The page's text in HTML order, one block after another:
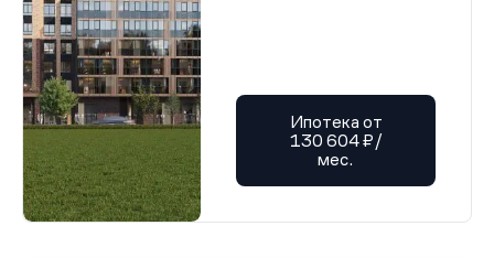
Ипотека от
130 604 ₽/
мес.